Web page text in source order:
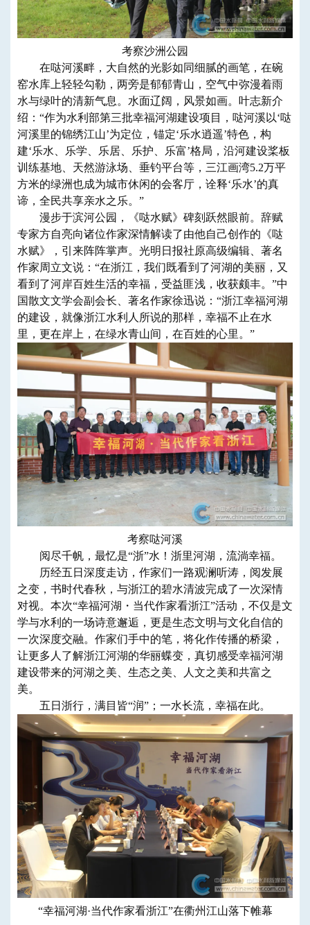
考察沙洲公园
在哒河溪畔，大自然的光影如同细腻的画笔，在碗
窑水库上轻轻勾勒，两旁是郁郁青山，空气中弥漫着雨
水与绿叶的清新气息。水面辽阔，风景如画。叶志新介
绍：“作为水利部第三批幸福河湖建设项目，哒河溪以‘哒
河溪里的锦绣江山’为定位，锚定‘乐水逍遥’特色，构
建‘乐水、乐学、乐居、乐护、乐富’格局，沿河建设桨板
训练基地、天然游泳场、垂钓平台等，三江画湾5.2万平
方米的绿洲也成为城市休闲的会客厅，诠释‘乐水’的真
谛，全民共享亲水之乐。”
漫步于滨河公园，《哒水赋》碑刻跃然眼前。辞赋
专家方自亮向诸位作家深情解读了由他自己创作的《哒
水赋》，引来阵阵掌声。光明日报社原高级编辑、著名
作家周立文说：“在浙江，我们既看到了河湖的美丽，又
看到了河岸百姓生活的幸福，受益匪浅，收获颇丰。”中
国散文文学会副会长、著名作家徐迅说：“浙江幸福河湖
的建设，就像浙江水利人所说的那样，幸福不止在水
里，更在岸上，在绿水青山间，在百姓的心里。”
考察哒河溪
阅尽千帆，最忆是“浙”水！浙里河湖，流淌幸福。
历经五日深度走访，作家们一路观澜听涛，阅发展
之变，书时代春秋，与浙江的碧水清波完成了一次深情
对视。本次“幸福河湖・当代作家看浙江”活动，不仅是文
学与水利的一场诗意邂逅，更是生态文明与文化自信的
一次深度交融。作家们手中的笔，将化作传播的桥梁，
让更多人了解浙江河湖的华丽蝶变，真切感受幸福河湖
建设带来的河湖之美、生态之美、人文之美和共富之
美。
五日浙行，满目皆“润”；一水长流，幸福在此。
“幸福河湖·当代作家看浙江”在衢州江山落下帷幕